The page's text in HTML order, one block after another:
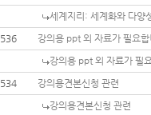
세계지리: 세계화와 다양
536
강의용 ppt 외 자료가 필요
강의용 ppt 외 자료가 필
534
강의용견본신청 관련
강의용견본신청 관련